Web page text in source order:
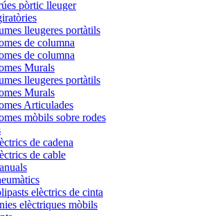
pòrtic lleuger
lleugeres portàtils
de columna
de columna
Murals
lleugeres portàtils
Murals
Articulades
mòbils sobre rodes
de cadena
de cable
elèctrics de cinta
elèctriques mòbils